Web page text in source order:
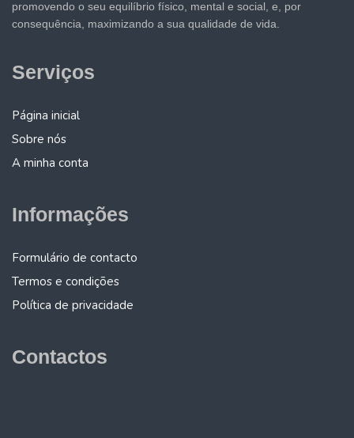
promovendo o seu equilíbrio físico, mental e social, e, por
consequência, maximizando a sua qualidade de vida.
Serviços
Página inicial
Sobre nós
A minha conta
Informações
Formulário de contacto
Termos e condições
Política de privacidade
Contactos